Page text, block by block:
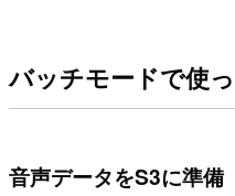
バッチモードで使
音声データをS3に準備